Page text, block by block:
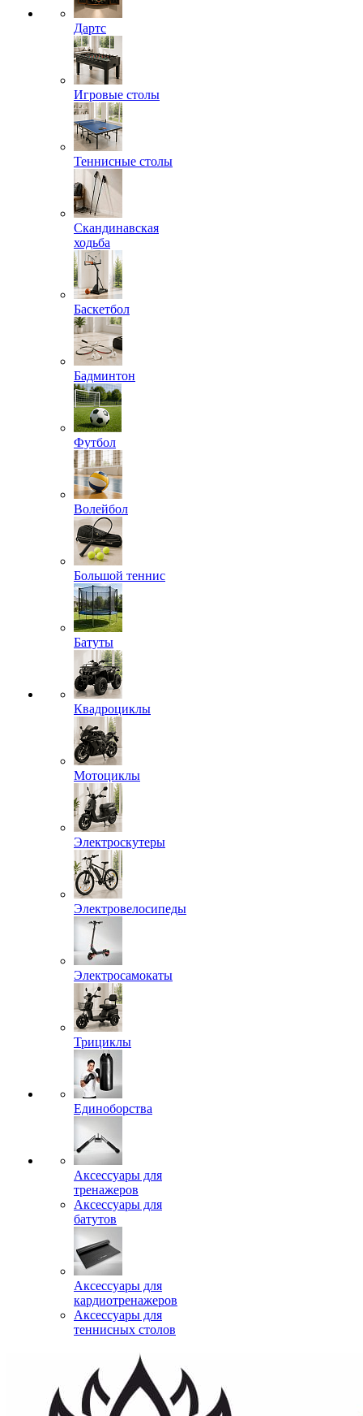
Дартс
Игровые столы
Теннисные столы
Скандинавская
ходьба
Баскетбол
Бадминтон
Футбол
Волейбол
Большой теннис
Батуты
Квадроциклы
Мотоциклы
Электроскутеры
Электровелосипеды
Электросамокаты
Трициклы
Единоборства
Аксессуары для
тренажеров
Аксессуары для
батутов
Аксессуары для
кардиотренажеров
Аксессуары для
теннисных столов